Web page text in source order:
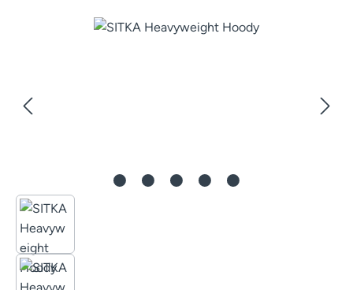
Bildergalerie überspringen